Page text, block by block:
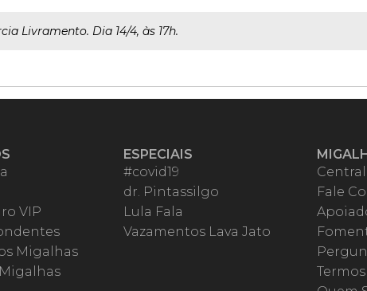
Livramento. Dia 14/4, às 17h.
VIP
Migalhas
ESPECIAIS
#covid19
dr. Pintassilgo
Lula Fala
Vazamentos Lava Jato
Fale